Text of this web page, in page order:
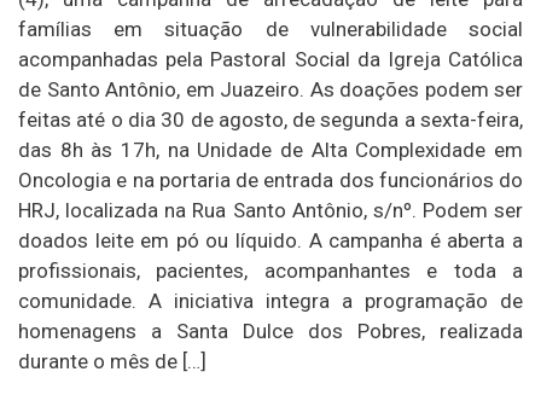
famílias em situação de vulnerabilidade social
acompanhadas pela Pastoral Social da Igreja Católica
de Santo Antônio, em Juazeiro. As doações podem ser
feitas até o dia 30 de agosto, de segunda a sexta-feira,
das 8h às 17h, na Unidade de Alta Complexidade em
Oncologia e na portaria de entrada dos funcionários do
HRJ, localizada na Rua Santo Antônio, s/nº. Podem ser
doados leite em pó ou líquido. A campanha é aberta a
profissionais, pacientes, acompanhantes e toda a
comunidade. A iniciativa integra a programação de
homenagens a Santa Dulce dos Pobres, realizada
durante o mês de […]